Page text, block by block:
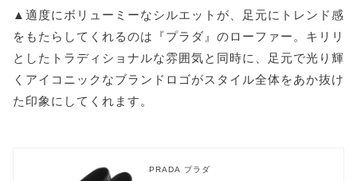
▲適度にボリューミーなシルエットが、足元にトレンド感
をもたらしてくれるのは『プラダ』のローファー。キリリ
としたトラディショナルな雰囲気と同時に、足元で光り輝
くアイコニックなブランドロゴがスタイル全体をあか抜け
た印象にしてくれます。
PRADA プラダ